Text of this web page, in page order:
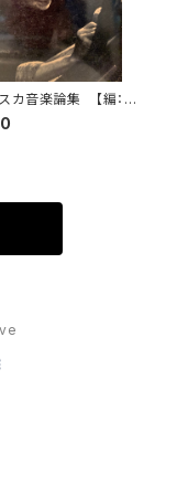
カ音楽論集 【編：ド
ストウ編 共訳：鍋島
かおり】 出版社：み